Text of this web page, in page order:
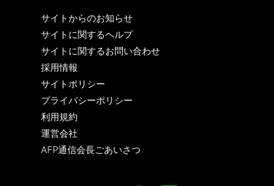
サイトからのお知らせ
サイトに関するヘルプ
サイトに関するお問い合わせ
採用情報
サイトポリシー
プライバシーポリシー
利用規約
運営会社
AFP通信会長ごあいさつ